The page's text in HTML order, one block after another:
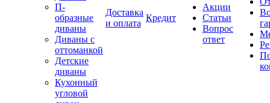
П-
образные
диваны
Диваны с
оттоманкой
Детские
диваны
Кухонный
угловой
Доставка
и оплата
Кредит
Акции
Статьи
Вопрос
ответ